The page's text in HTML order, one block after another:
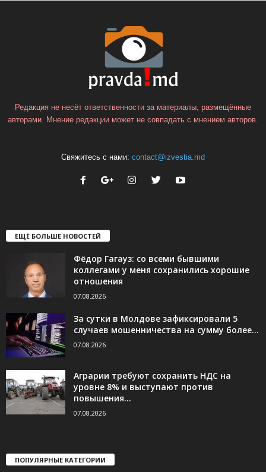
Редакция не несёт ответственности за материалы, размещённые
авторами. Мнение редакции может не совпадать с мнением авторов.
Свяжитесь с нами: contact@izvestia.md
ЕЩЁ БОЛЬШЕ НОВОСТЕЙ
Фёдор Гагауз: со всеми бывшими
коллегами у меня сохранились хорошие
отношения
07.08.2026
За сутки в Молдове зафиксировали 5
случаев мошенничества на сумму более...
07.08.2026
Аграрии требуют сохранить НДС на
уровне 8% и выступают против
повышения...
07.08.2026
ПОПУЛЯРНЫЕ КАТЕГОРИИ